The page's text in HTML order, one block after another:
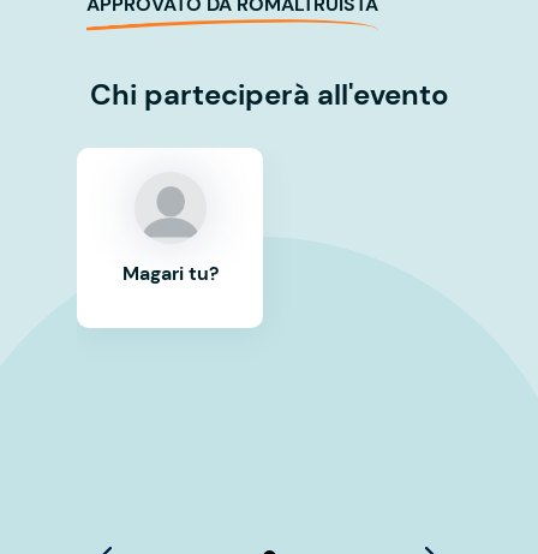
Chi parteciperà all'evento
Magari tu?